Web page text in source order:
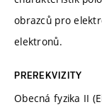
obrazců pro
elektronů.
PREREKVIZITY
Obecná fyzika II